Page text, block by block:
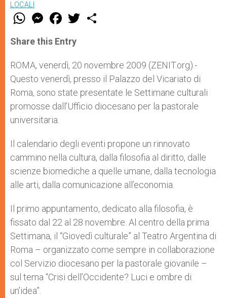
LOCALI
W
t
s
p
p
M
e
s
e
g
e
r
F
a
e
b
o
k
w
r
Share this Entry
ROMA, venerdì, 20 novembre 2009 (ZENIT.org).-
Questo venerdì, presso il Palazzo del Vicariato di
Roma, sono state presentate le Settimane culturali
promosse dall’Ufficio diocesano per la pastorale
universitaria.
Il calendario degli eventi propone un rinnovato
cammino nella cultura, dalla filosofia al diritto, dalle
scienze biomediche a quelle umane, dalla tecnologia
alle arti, dalla comunicazione all’economia.
Il primo appuntamento, dedicato alla filosofia, è
fissato dal 22 al 28 novembre. Al centro della prima
Settimana, il “Giovedì culturale” al Teatro Argentina di
Roma – organizzato come sempre in collaborazione
col Servizio diocesano per la pastorale giovanile –
sul tema “Crisi dell’Occidente? Luci e ombre di
un’idea”.